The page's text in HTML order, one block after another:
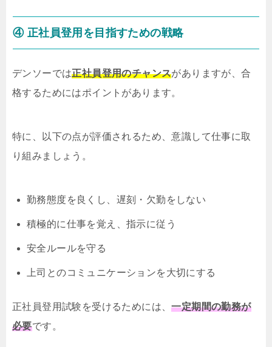
④ 正社員登用を目指すための戦略
デンソーでは正社員登用のチャンスがありますが、合
格するためにはポイントがあります。
特に、以下の点が評価されるため、意識して仕事に取
り組みましょう。
勤務態度を良くし、遅刻・欠勤をしない
積極的に仕事を覚え、指示に従う
安全ルールを守る
上司とのコミュニケーションを大切にする
正社員登用試験を受けるためには、一定期間の勤務が
必要です。